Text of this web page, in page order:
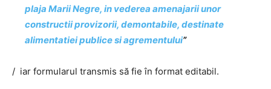
plaja Marii Negre, in vederea amenajarii unor
constructii provizorii, demontabile, destinate
alimentatiei publice si agrementului”
/ iar formularul transmis să fie în format editabil.